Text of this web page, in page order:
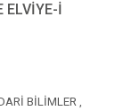
ELVİYE-İ
BİLİMLER ,